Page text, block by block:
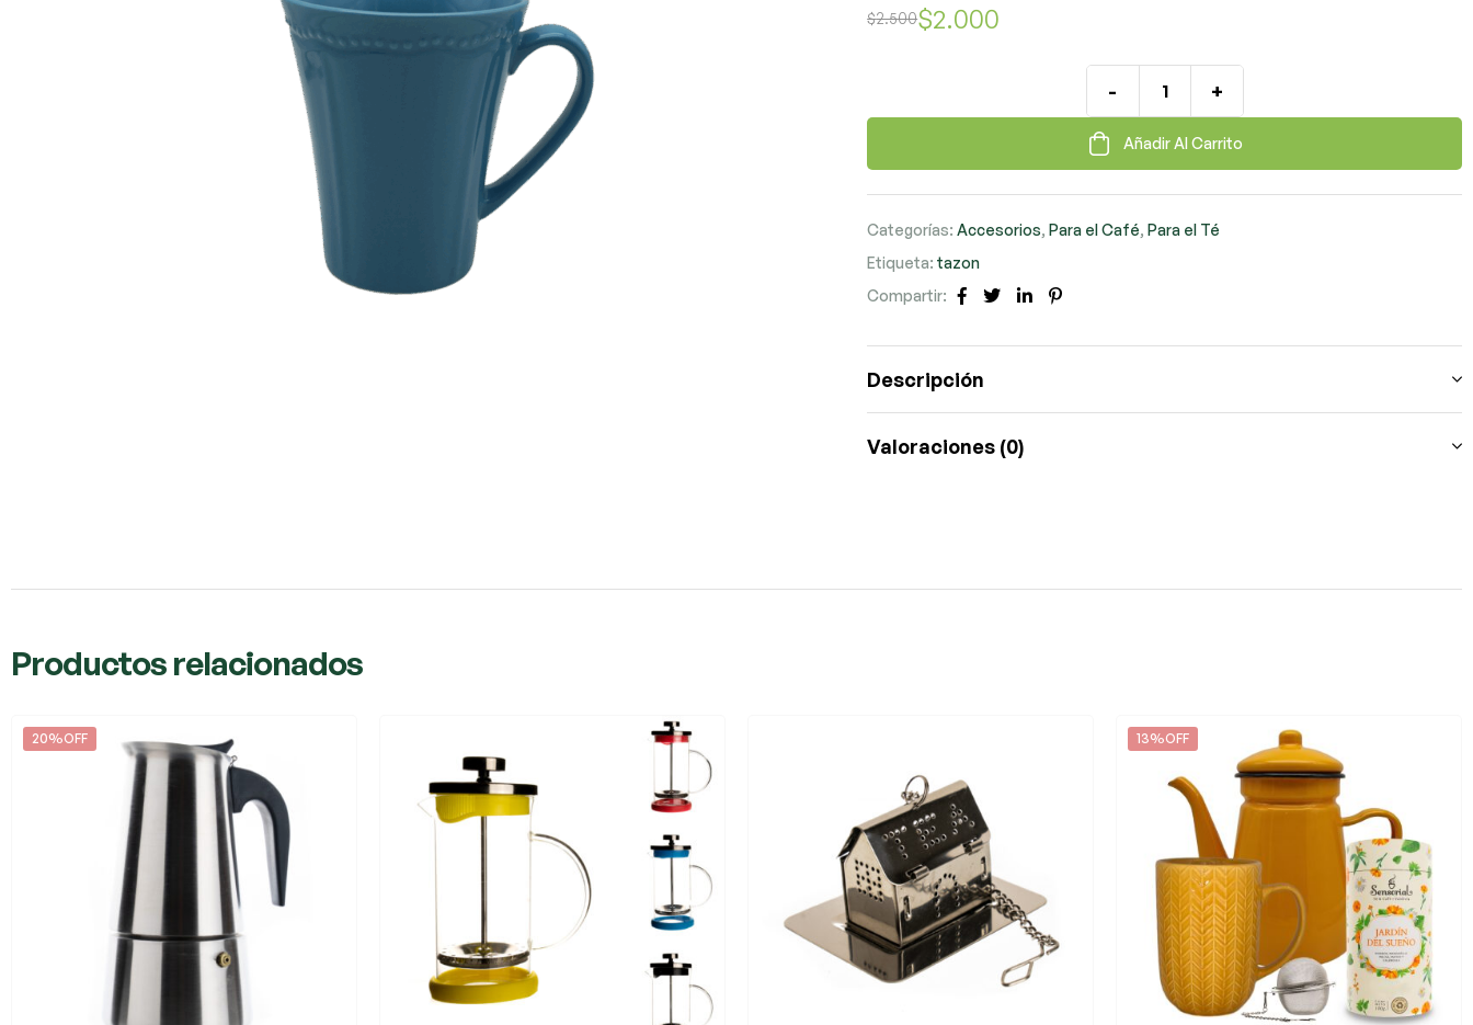
$2.500$2.000
- +
Añadir Al Carrito
Categorías:Accesorios,Para el Café,Para el Té
Etiqueta:tazon
Compartir:
Facebook
TwitterLinkedIn
Descripción
Valoraciones (0)
Productos relacionados
20%OFF 13%OFF